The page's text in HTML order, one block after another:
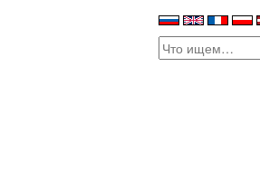
Search
for: